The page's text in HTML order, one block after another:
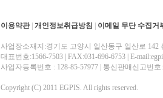
이용약관| 개인정보취급방침 이메일 무단 수집거
사업장소재지:경기도 고양시 일산동구 일산로
대표번호:1566-7503 | FAX:031-696-6753 | E-
사업자등록번호 : 128-85-57977 | 통신판매신고번
Copyright (C) 2011 EGPIS. All rights reserved.